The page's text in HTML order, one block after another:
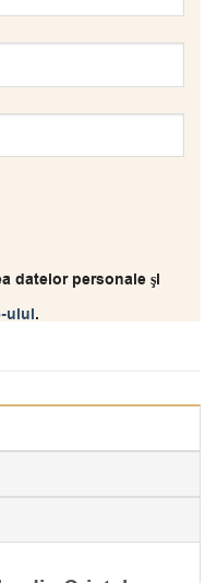
datelor personale şi
ului.